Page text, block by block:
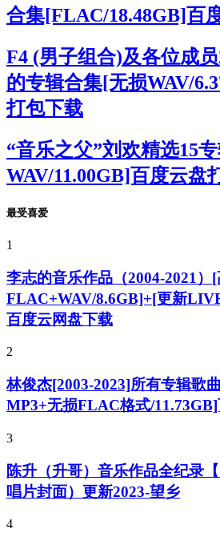
合集[FLAC/18.48GB]百
F4 (男子组合)及各位成
的专辑合集[无损WAV/
打包下载
“音乐之父”刘欢精选15
WAV/11.00GB]百度云盘
最受喜爱
1
李志的音乐作品（2004-2021）
FLAC+WAV/8.6GB]+[更新
百度云网盘下载
2
林俊杰[2003-2023]所有专辑歌
MP3+无损FLAC格式/
3
陈升（升哥）音乐作品全纪录
唱片封面）更新2023-望乡
4